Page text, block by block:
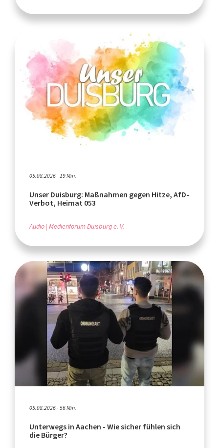
05.08.2026 - 19 Min.
Unser Duisburg: Maßnahmen gegen Hitze, AfD-
Verbot, Heimat 053
Audio Medienforum Duisburg e. V.
05.08.2026 - 56 Min.
Unterwegs in Aachen - Wie sicher fühlen sich
die Bürger?